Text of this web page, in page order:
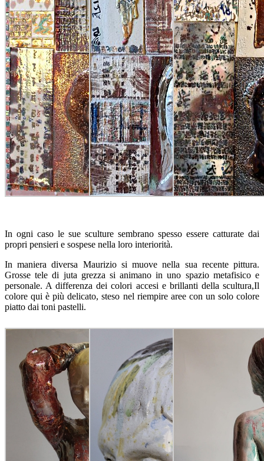
In ogni caso le sue sculture sembrano spesso essere catturate dai
propri pensieri e sospese nella loro interiorità.
In maniera diversa Maurizio si muove nella sua recente pittura.
Grosse tele di juta grezza si animano in uno spazio metafisico e
personale. A differenza dei colori accesi e brillanti della scultura,Il
colore qui è più delicato, steso nel riempire aree con un solo colore
piatto dai toni pastelli.